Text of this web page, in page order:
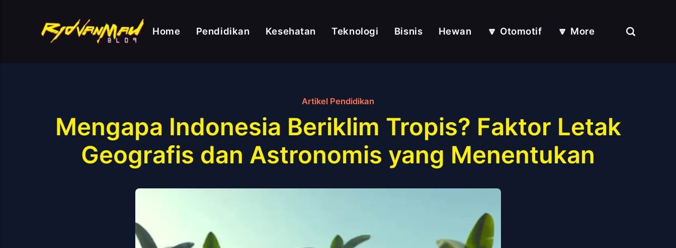
Home Pendidikan Kesehatan Teknologi Bisnis Hewan 🔽 Otomotif 🔽 More
Artikel Pendidikan
Mengapa Indonesia Beriklim Tropis? Faktor Letak
Geografis dan Astronomis yang Menentukan